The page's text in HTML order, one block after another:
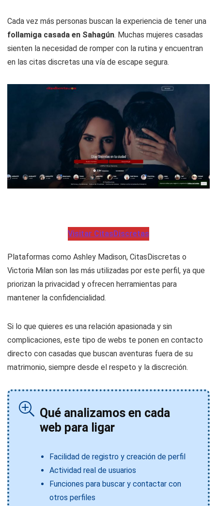
Cada vez más personas buscan la experiencia de tener una
follamiga casada en Sahagún. Muchas mujeres casadas
sienten la necesidad de romper con la rutina y encuentran
en las citas discretas una vía de escape segura.
Visitar CitasDiscretas
Plataformas como Ashley Madison, CitasDiscretas o
Victoria Milan son las más utilizadas por este perfil, ya que
priorizan la privacidad y ofrecen herramientas para
mantener la confidencialidad.
Si lo que quieres es una relación apasionada y sin
complicaciones, este tipo de webs te ponen en contacto
directo con casadas que buscan aventuras fuera de su
matrimonio, siempre desde el respeto y la discreción.
Qué analizamos en cada
web para ligar
Facilidad de registro y creación de perfil
Actividad real de usuarios
Funciones para buscar y contactar con
otros perfiles